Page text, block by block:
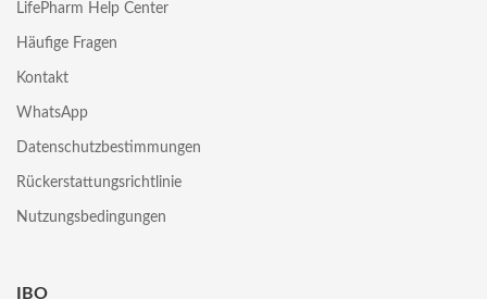
LifePharm Help Center
Häufige Fragen
Kontakt
WhatsApp
Datenschutzbestimmungen
Rückerstattungsrichtlinie
Nutzungsbedingungen
IBO